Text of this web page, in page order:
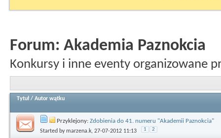
Forum: Akademia Paznokcia
Konkursy i inne eventy organizowane
Tytuł / Autor wątku
Przyklejony: Zdobienia do 41. numeru "Akademii Paznokcia"
Started bymarzena.k, 27-07-2012 11:13 1 2